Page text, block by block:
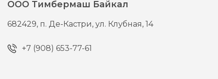
ООО Тимбермаш Байкал
682429, п. Де-Кастри,ул. Клубная, 14
+7 (908) 653-77-61